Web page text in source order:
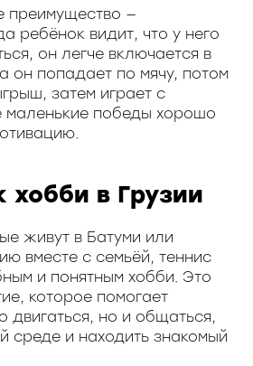
преимущество —
ребёнок видит, что у него
он легче включается в
он попадает по мячу, потом
затем играет с
маленькие победы хорошо
хобби в Грузии
живут в Батуми или
вместе с семьёй, теннис
и понятным хобби. Это
которое помогает
двигаться, но и общаться,
среде и находить знакомый